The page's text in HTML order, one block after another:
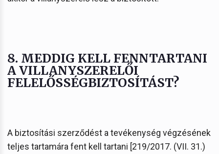
8. MEDDIG KELL FENNTARTANI
A VILLANYSZERELŐI
FELELŐSSÉGBIZTOSÍTÁST?
A biztosítási szerződést a tevékenység végzésének
teljes tartamára fent kell tartani [219/2017. (VII. 31.)